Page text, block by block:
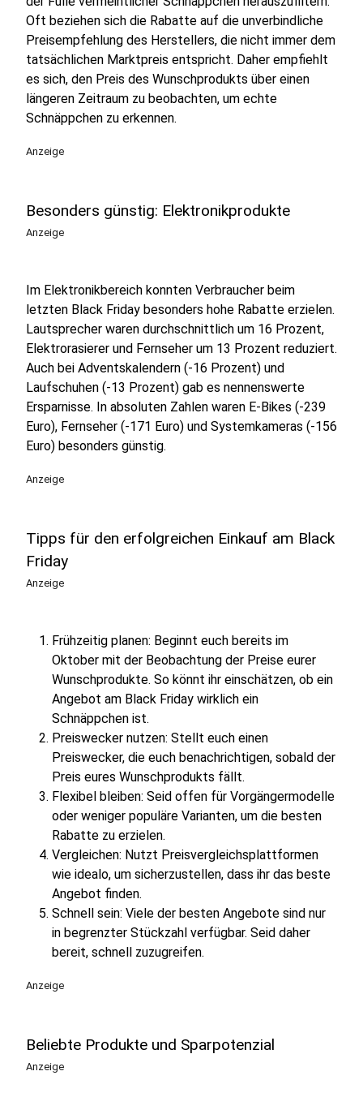
Oft beziehen sich die Rabatte auf die unverbindliche
Preisempfehlung des Herstellers, die nicht immer dem
tatsächlichen Marktpreis entspricht. Daher empfiehlt
es sich, den Preis des Wunschprodukts über einen
längeren Zeitraum zu beobachten, um echte
Schnäppchen zu erkennen.
Anzeige
Besonders günstig: Elektronikprodukte
Anzeige
Im Elektronikbereich konnten Verbraucher beim
letzten Black Friday besonders hohe Rabatte erzielen.
Lautsprecher waren durchschnittlich um 16 Prozent,
Elektrorasierer und Fernseher um 13 Prozent reduziert.
Auch bei Adventskalendern (-16 Prozent) und
Laufschuhen (-13 Prozent) gab es nennenswerte
Ersparnisse. In absoluten Zahlen waren E-Bikes (-239
Euro), Fernseher (-171 Euro) und Systemkameras (-156
Euro) besonders günstig.
Anzeige
Tipps für den erfolgreichen Einkauf am Black
Friday
Anzeige
Frühzeitig planen: Beginnt euch bereits im
Oktober mit der Beobachtung der Preise eurer
Wunschprodukte. So könnt ihr einschätzen, ob ein
Angebot am Black Friday wirklich ein
Schnäppchen ist.
Preiswecker nutzen: Stellt euch einen
Preiswecker, die euch benachrichtigen, sobald der
Preis eures Wunschprodukts fällt.
Flexibel bleiben: Seid offen für Vorgängermodelle
oder weniger populäre Varianten, um die besten
Rabatte zu erzielen.
Vergleichen: Nutzt Preisvergleichsplattformen
wie idealo, um sicherzustellen, dass ihr das beste
Angebot finden.
Schnell sein: Viele der besten Angebote sind nur
in begrenzter Stückzahl verfügbar. Seid daher
bereit, schnell zuzugreifen.
Anzeige
Beliebte Produkte und Sparpotenzial
Anzeige